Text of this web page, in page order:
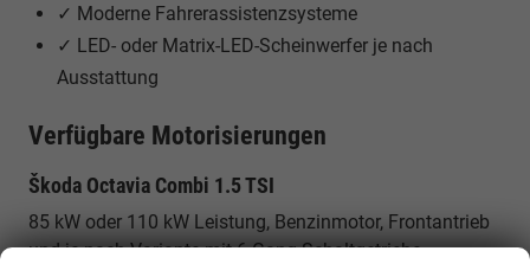
✓ Moderne Fahrerassistenzsysteme
✓ LED- oder Matrix-LED-Scheinwerfer je nach
Ausstattung
Verfügbare Motorisierungen
Škoda Octavia Combi 1.5 TSI
85 kW oder 110 kW Leistung, Benzinmotor, Frontantrieb
und je nach Variante mit 6-Gang-Schaltgetriebe